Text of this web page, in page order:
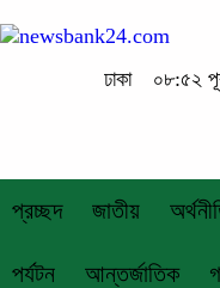
ঢাকা ০৮:৫২
প্রচ্ছদ জাতীয়
পর্যটন আন্তর্জাতিক